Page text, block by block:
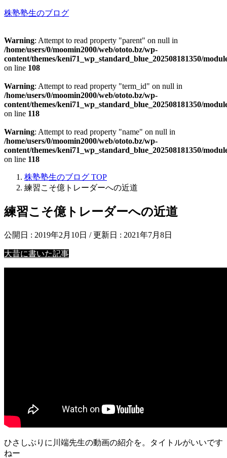
株塾塾生のブログ
Warning: Attempt to read property "parent" on null in
/home/users/0/moomin2000/web/ototo.bz/wp-
content/themes/keni71_wp_standard_blue_202508181350/
on line 108
Warning: Attempt to read property "term_id" on null in
/home/users/0/moomin2000/web/ototo.bz/wp-
content/themes/keni71_wp_standard_blue_202508181350/
on line 118
Warning: Attempt to read property "name" on null in
/home/users/0/moomin2000/web/ototo.bz/wp-
content/themes/keni71_wp_standard_blue_202508181350/
on line 118
株塾塾生のブログ TOP
練習こそ億トレーダーへの近道
練習こそ億トレーダーへの近道
公開日 : 2019年2月10日 / 更新日 : 2021年7月8日
大昔に書いた記事
ひさしぶりに川端先生の動画の紹介を。タイトルがいいです
ねー